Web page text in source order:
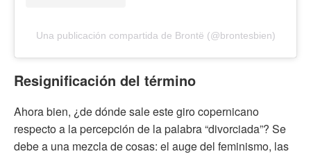
Una publicación compartida de Brontë (@brontesbien)
Resignificación del término
Ahora bien, ¿de dónde sale este giro copernicano
respecto a la percepción de la palabra “divorciada”? Se
debe a una mezcla de cosas: el auge del feminismo, las